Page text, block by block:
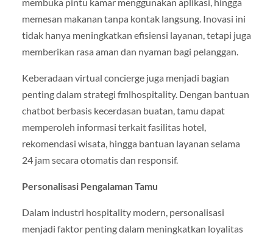
memesan makanan tanpa kontak langsung. Inovasi ini
tidak hanya meningkatkan efisiensi layanan, tetapi juga
memberikan rasa aman dan nyaman bagi pelanggan.
Keberadaan virtual concierge juga menjadi bagian
penting dalam strategi fmlhospitality. Dengan bantuan
chatbot berbasis kecerdasan buatan, tamu dapat
memperoleh informasi terkait fasilitas hotel,
rekomendasi wisata, hingga bantuan layanan selama
24 jam secara otomatis dan responsif.
Personalisasi Pengalaman Tamu
Dalam industri hospitality modern, personalisasi
menjadi faktor penting dalam meningkatkan loyalitas